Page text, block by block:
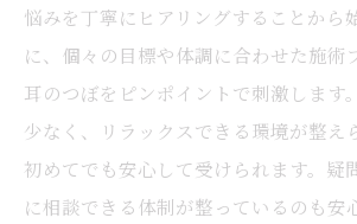
悩みを丁寧にヒアリングすることから
に、個々の目標や体調に合わせた施術
耳のつぼをピンポイントで刺激します
少なく、リラックスできる環境が整え
初めてでも安心して受けられます。疑
に相談できる体制が整っているのも安